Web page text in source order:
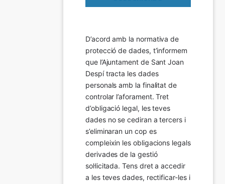
D’acord amb la normativa de
protecció de dades, t’informem
que l’Ajuntament de Sant Joan
Despí tracta les dades
personals amb la finalitat de
controlar l’aforament. Tret
d’obligació legal, les teves
dades no se cediran a tercers i
s’eliminaran un cop es
compleixin les obligacions legals
derivades de la gestió
sol·licitada. Tens dret a accedir
a les teves dades, rectificar-les i